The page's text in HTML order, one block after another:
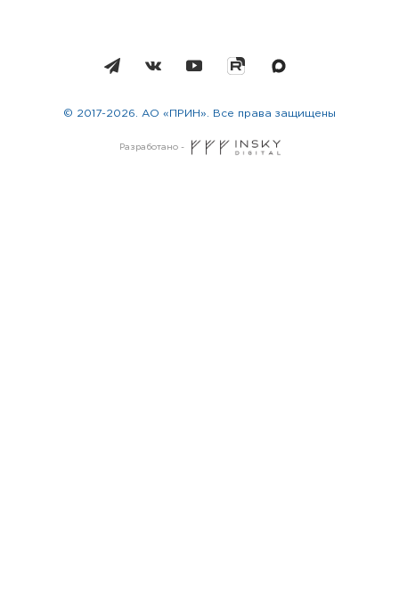
Разработано -
© 2017-2026. АО «ПРИН». Все права защищены